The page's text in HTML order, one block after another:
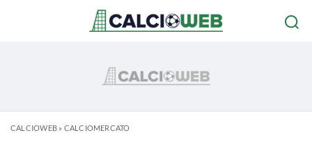
CALCIOWEB» CALCIOMERCATO